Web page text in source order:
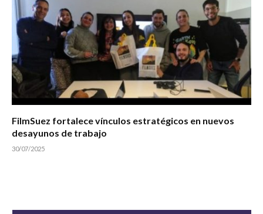
FilmSuez fortalece vínculos estratégicos en nuevos
desayunos de trabajo
30/07/2025